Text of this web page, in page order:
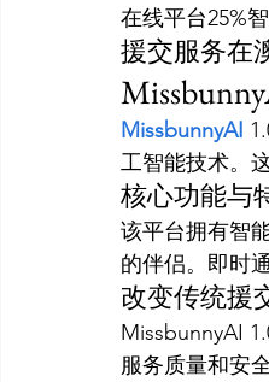
在线平台25%
援交服务在
MissbunnyAI
工智能技术。
核心功能与
该平台拥有智
的伴侣。即时
改变传统援
MissbunnyAI
服务质量和安